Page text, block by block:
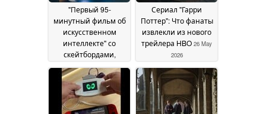
"Первый 95-
минутный фильм об
искусственном
интеллекте" со
скейтбордами,
демонами и
множеством критики
в Интернете29 May
2026
Сериал "Гарри
Поттер": Что фанаты
извлекли из нового
трейлера HBO 26 May
2026